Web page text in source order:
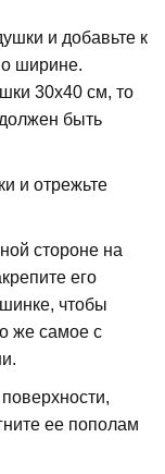
и добавьте к
ширине.
30х40 см, то
быть
и отрежьте
стороне на
его
чтобы
же самое с
ее пополам